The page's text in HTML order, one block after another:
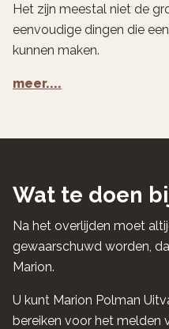
Het zijn meestal niet de
eenvoudige dingen die
kunnen maken.
meer....
Wat te doen
Na het overlijden moet
gewaarschuwd worden,
Marion.
U kunt Marion Polman
bereiken voor het melden